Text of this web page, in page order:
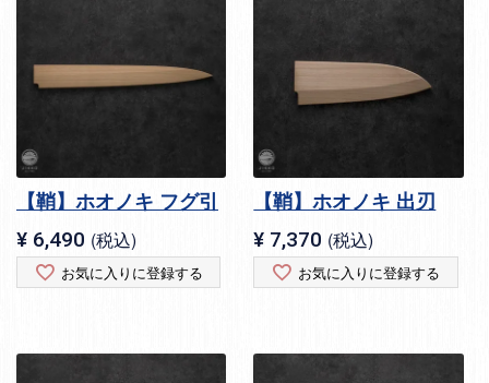
【鞘】ホオノキ フグ引
¥ 6,490 税込
お気に入りに登録する
【鞘】ホオノキ 出刃
¥ 7,370 税込
お気に入りに登録する